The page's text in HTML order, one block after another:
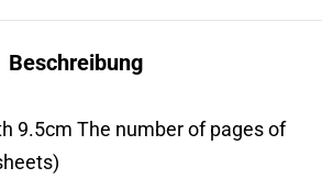
Beschreibung
9.5cm The number of pages of